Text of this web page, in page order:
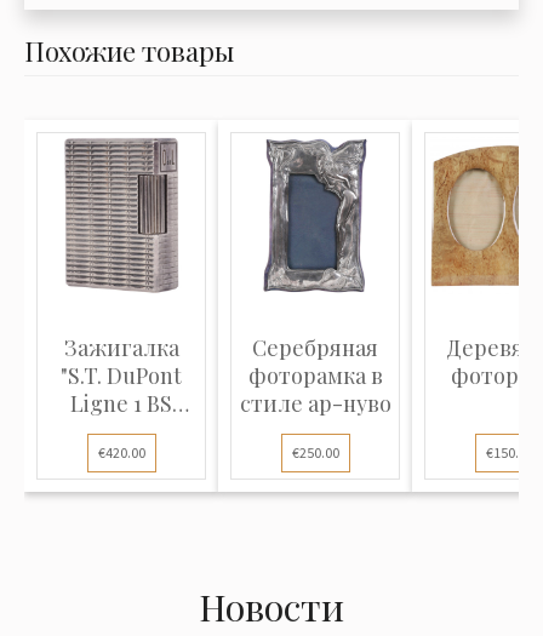
Похожие товары
Зажигалка
"S.T. DuPont
Ligne 1 BS
Small"
€420.00
Серебряная
фоторамка в
стиле ар-нуво
€250.00 €150.00
Новости